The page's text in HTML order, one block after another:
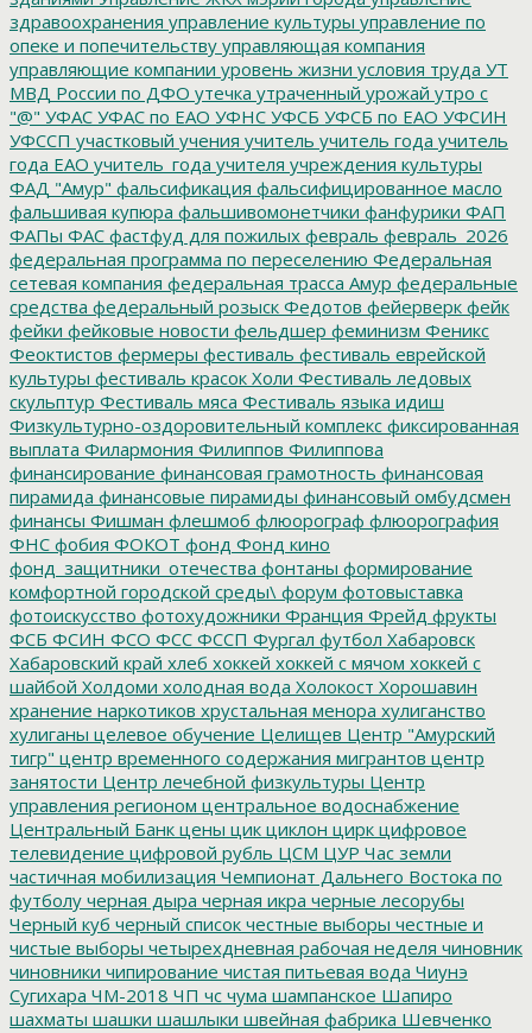
здравоохранения управление культуры управление по
опеке и попечительству управляющая компания
управляющие компании уровень жизни условия труда УТ
МВД России по ДФО утечка утраченный урожай утро с
"@" УФАС УФАС по ЕАО УФНС УФСБ УФСБ по ЕАО УФСИН
УФССП участковый учения учитель учитель года учитель
года ЕАО учитель_года учителя учреждения культуры
ФАД "Амур" фальсификация фальсифицированное масло
фальшивая купюра фальшивомонетчики фанфурики ФАП
ФАПы ФАС фастфуд для пожилых февраль февраль_2026
федеральная программа по переселению Федеральная
сетевая компания федеральная трасса Амур федеральные
средства федеральный розыск Федотов фейерверк фейк
фейки фейковые новости фельдшер феминизм Феникс
Феоктистов фермеры фестиваль фестиваль еврейской
культуры фестиваль красок Холи Фестиваль ледовых
скульптур Фестиваль мяса Фестиваль языка идиш
Физкультурно-оздоровительный комплекс фиксированная
выплата Филармония Филиппов Филиппова
финансирование финансовая грамотность финансовая
пирамида финансовые пирамиды финансовый омбудсмен
финансы Фишман флешмоб флюорограф флюорография
ФНС фобия ФОКОТ фонд Фонд кино
фонд_защитники_отечества фонтаны формирование
комфортной городской среды\ форум фотовыставка
фотоискусство фотохудожники Франция Фрейд фрукты
ФСБ ФСИН ФСО ФСС ФССП Фургал футбол Хабаровск
Хабаровский край хлеб хоккей хоккей с мячом хоккей с
шайбой Холдоми холодная вода Холокост Хорошавин
хранение наркотиков хрустальная менора хулиганство
хулиганы целевое обучение Целищев Центр "Амурский
тигр" центр временного содержания мигрантов центр
занятости Центр лечебной физкультуры Центр
управления регионом центральное водоснабжение
Центральный Банк цены цик циклон цирк цифровое
телевидение цифровой рубль ЦСМ ЦУР Час земли
частичная мобилизация Чемпионат Дальнего Востока по
футболу черная дыра черная икра черные лесорубы
Черный куб черный список честные выборы честные и
чистые выборы четырехдневная рабочая неделя чиновник
чиновники чипирование чистая питьевая вода Чиунэ
Сугихара ЧМ-2018 ЧП чс чума шампанское Шапиро
шахматы шашки шашлыки швейная фабрика Шевченко